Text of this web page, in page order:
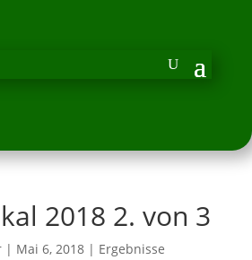
2018 2. von 3
| Mai 6, 2018| Ergebnisse